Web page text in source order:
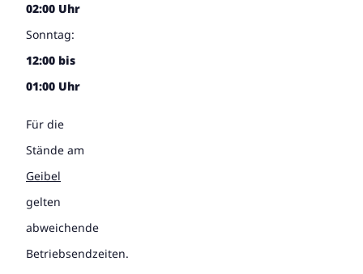
02:00 Uhr
Sonntag:
12:00 bis
01:00 Uhr
Für die
Stände am
Geibel
gelten
abweichende
Betriebsendzeiten.